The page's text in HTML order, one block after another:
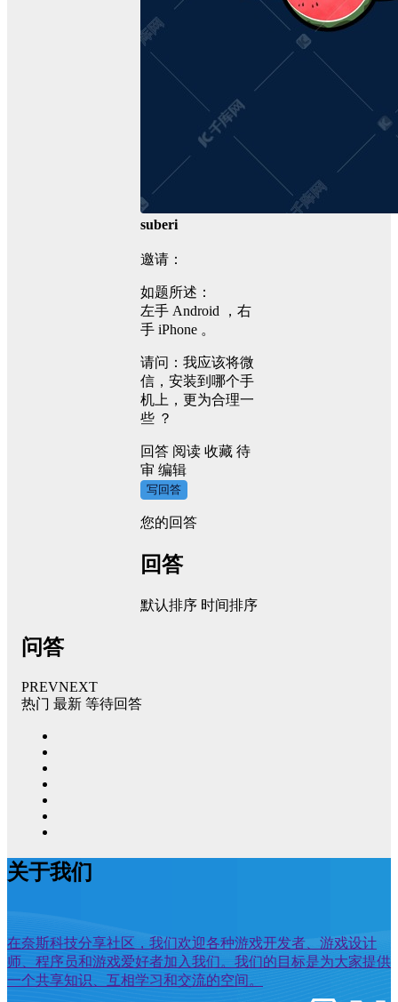
suberi
邀请：
如题所述：
左手 Android ，右
手 iPhone 。
请问：我应该将微
信，安装到哪个手
机上，更为合理一
些 ？
回答 阅读 收藏 待
审 编辑
写回答
您的回答
回答
默认排序 时间排序
问答
PREVNEXT
热门 最新 等待回答
关于我们
在奈斯科技分享社区，我们欢迎各种游戏开发者、游戏设计
师、程序员和游戏爱好者加入我们。我们的目标是为大家提供
一个共享知识、互相学习和交流的空间。